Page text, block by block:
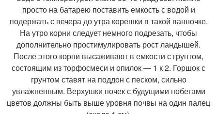
просто на батарею поставить емкость с водой и
подержать с вечера до утра корешки в такой ванночке.
На утро корни следует немного подрезать, чтобы
дополнительно простимулировать рост ландышей.
После этого корни высаживают в емкости с грунтом,
состоящим из торфосмеси и опилок — 1 к 2. Горшок с
грунтом ставят на поддон с песком, сильно
увлажненным. Верхушки почек с будущими побегами
цветов должны быть выше уровня почвы на один палец